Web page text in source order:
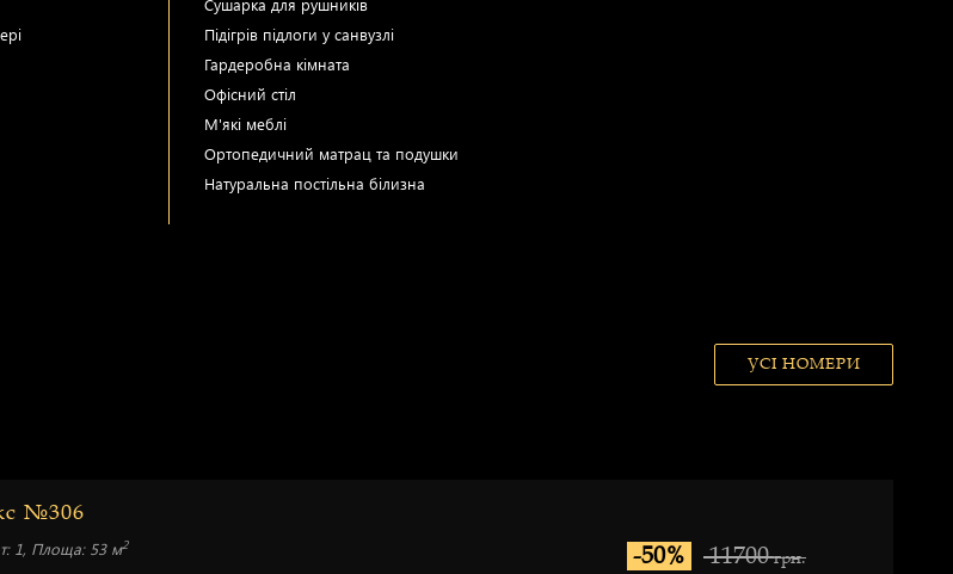
Сушарка для рушників
Підігрів підлоги у санвузлі
Гардеробна кімната
Офісний стіл
М'які меблі
Ортопедичний матрац та подушки
Натуральна постільна білизна
УСІ НОМЕРИ
№306
1, Площа: 53 м2 -50% 11700грн.